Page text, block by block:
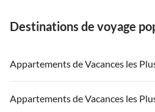
Destinations de voyage
Appartements de Vacances les
Appartements de Vacances à France
Appartements de Vacances les